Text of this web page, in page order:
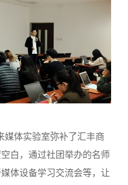
媒体实验室弥补了汇丰商
白，通过社团举办的名师
体设备学习交流会等，让